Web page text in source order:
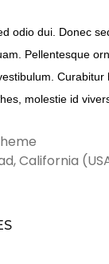
odio dui. Donec
Pellentesque
Curabitur
molestie id
California